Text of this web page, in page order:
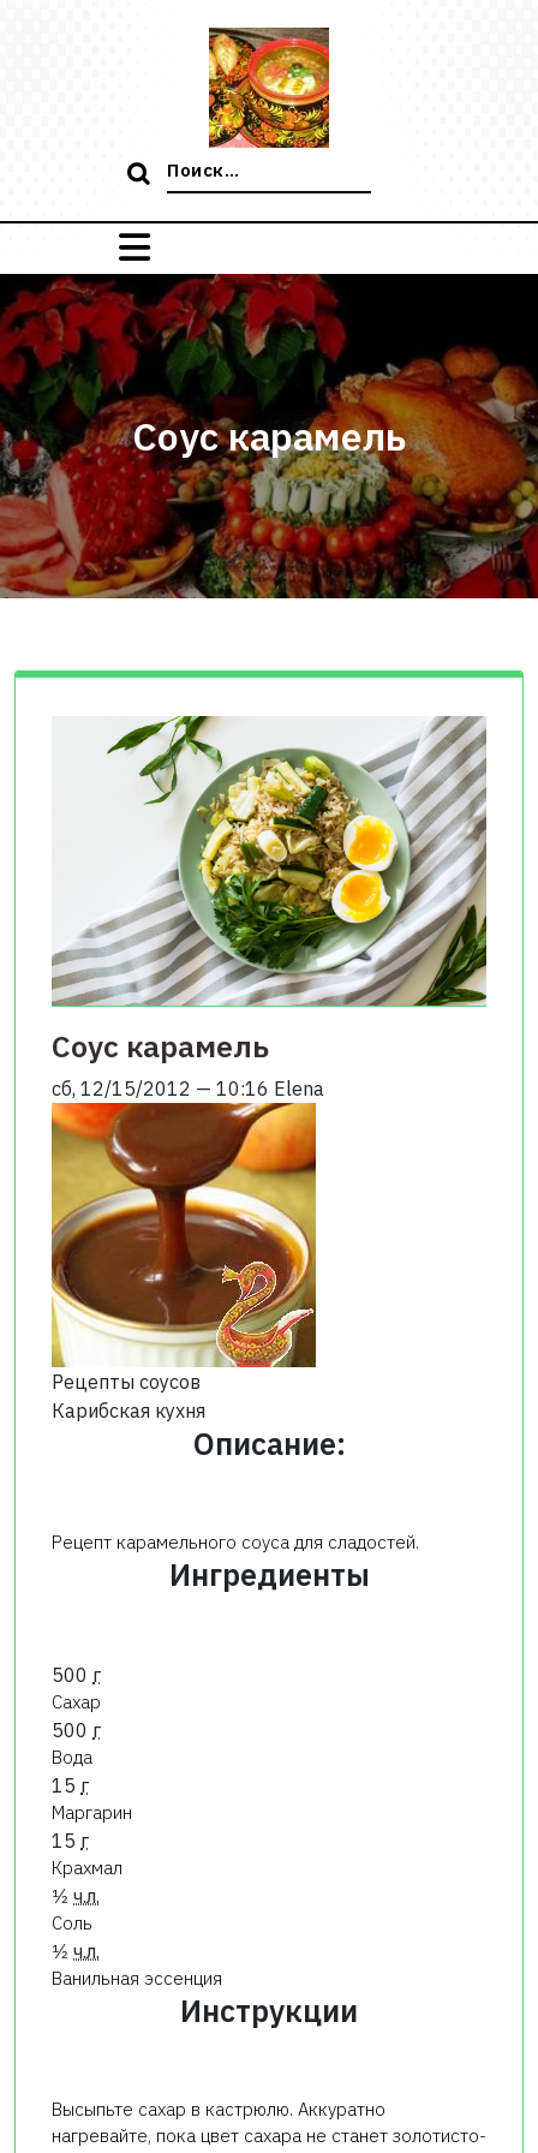
Поиск:
Соус карамель
Соус карамель
сб, 12/15/2012 — 10:16 Elena
Рецепты соусов
Карибская кухня
Описание:
Рецепт карамельного соуса для сладостей.
Ингредиенты
500 г
Сахар
500 г
Вода
15 г
Маргарин
15 г
Крахмал
1⁄2 ч.л.
Соль
1⁄2 ч.л.
Ванильная эссенция
Инструкции
Высыпьте сахар в кастрюлю. Аккуратно
нагревайте, пока цвет сахара не станет золотисто-